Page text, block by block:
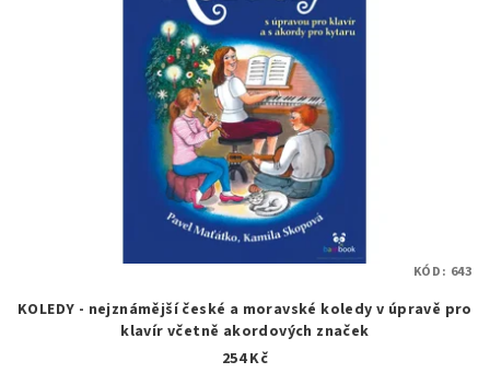
KOLEDY - nejznámější české a moravské koledy v úpravě pro
klavír včetně akordových značek
254 Kč
KÓD: 643